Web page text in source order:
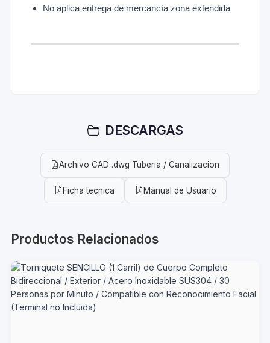
No aplica entrega de mercancía zona extendida
DESCARGAS
Archivo CAD .dwg Tuberia / Canalizacion
Ficha tecnica Manual de Usuario
Productos Relacionados